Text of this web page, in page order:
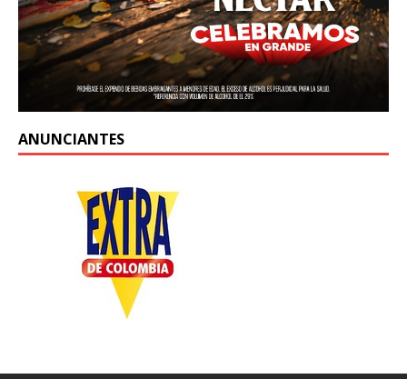
ANUNCIANTES